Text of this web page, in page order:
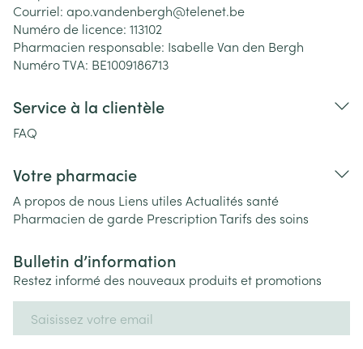
Courriel: apo.vandenbergh@telenet.be
Numéro de licence: 113102
Pharmacien responsable: Isabelle Van den Bergh
Numéro TVA: BE1009186713
Service à la clientèle
FAQ
Votre pharmacie
A propos de nous Liens utiles Actualités santé
Pharmacien de garde PrescriptionTarifs des soins
Bulletin d’information
Restez informé des nouveaux produits et promotions